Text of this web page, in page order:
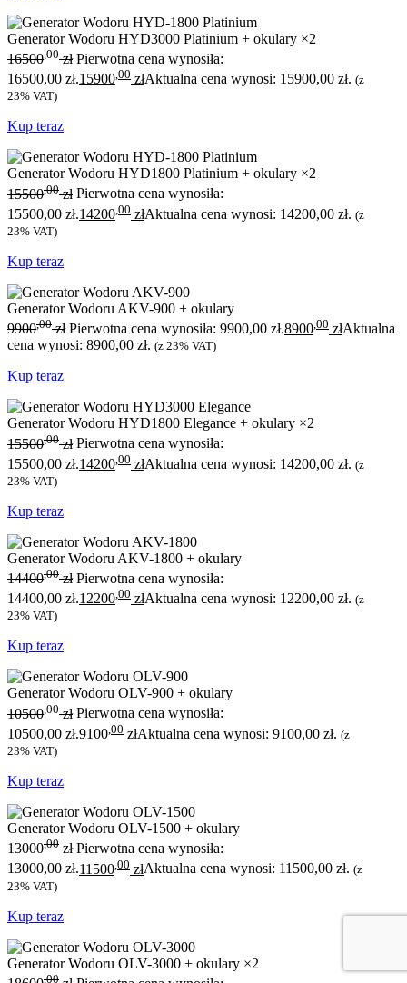
Generator Wodoru HYD3000 Platinium + okulary ×2
16500,00 zł Pierwotna cena wynosiła:
16500,00 zł.15900 ,00 złAktualna cena wynosi: 15900,00 zł. (z
23% VAT)
Kup teraz
Generator Wodoru HYD1800 Platinium + okulary ×2
15500,00 zł Pierwotna cena wynosiła:
15500,00 zł.14200 ,00 złAktualna cena wynosi: 14200,00 zł. (z
23% VAT)
Kup teraz
Generator Wodoru AKV-900 + okulary
9900,00 zł Pierwotna cena wynosiła: 9900,00 zł.8900 ,00 złAktualna
cena wynosi: 8900,00 zł. (z 23% VAT)
Kup teraz
Generator Wodoru HYD1800 Elegance + okulary ×2
15500,00 zł Pierwotna cena wynosiła:
15500,00 zł.14200 ,00 złAktualna cena wynosi: 14200,00 zł. (z
23% VAT)
Kup teraz
Generator Wodoru AKV-1800 + okulary
14400,00 zł Pierwotna cena wynosiła:
14400,00 zł.12200,00 złAktualna cena wynosi: 12200,00 zł. (z
23% VAT)
Kup teraz
Generator Wodoru OLV-900 + okulary
10500,00 zł Pierwotna cena wynosiła:
10500,00 zł.9100 ,00 złAktualna cena wynosi: 9100,00 zł. (z
23% VAT)
Kup teraz
Generator Wodoru OLV-1500 + okulary
13000,00 zł Pierwotna cena wynosiła:
13000,00 zł.11500 ,00 złAktualna cena wynosi: 11500,00 zł. (z
23% VAT)
Kup teraz
Generator Wodoru OLV-3000 + okulary ×2
,00